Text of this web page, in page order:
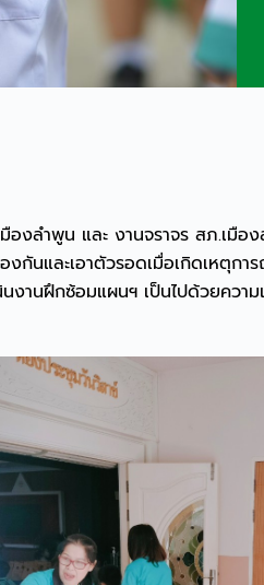
องลำพูน และ งานจราจร สภ.เมื
และเอาตัวรอดเมื่อเกิดเหตุการ
านฝึกซ้อมแผนฯ เป็นไปด้วยความ